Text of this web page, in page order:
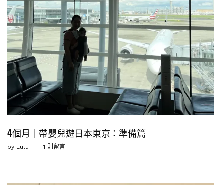
4個月｜帶嬰兒遊日本東京：準備篇
by Lulu 1 則留言